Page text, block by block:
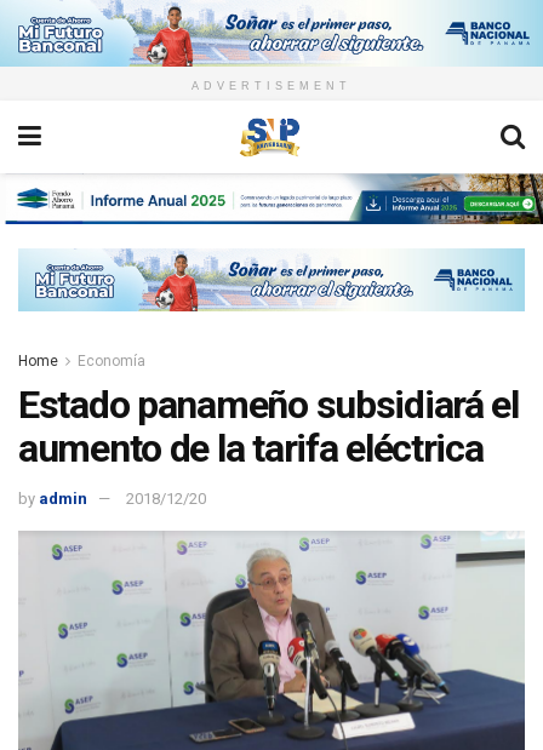
ADVERTISEMENT
Home Economía
Estado panameño subsidiará el
aumento de la tarifa eléctrica
by admin 2018/12/20